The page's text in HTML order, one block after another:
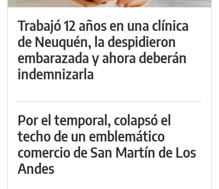
Trabajó 12 años en una clínica
de Neuquén, la despidieron
embarazada y ahora deberán
indemnizarla
Por el temporal, colapsó el
techo de un emblemático
comercio de San Martín de Los
Andes